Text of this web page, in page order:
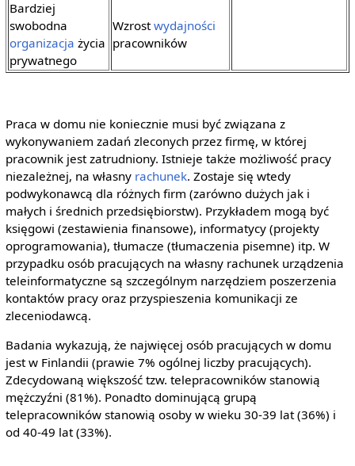
Bardziej
swobodna
organizacja życia
prywatnego
Wzrostwydajności
pracowników
Praca w domu nie koniecznie musi być związana z
wykonywaniem zadań zleconych przez firmę, w której
pracownik jest zatrudniony. Istnieje także możliwość pracy
niezależnej, na własny rachunek. Zostaje się wtedy
podwykonawcą dla różnych firm (zarówno dużych jak i
małych i średnich przedsiębiorstw). Przykładem mogą być
księgowi (zestawienia finansowe), informatycy (projekty
oprogramowania), tłumacze (tłumaczenia pisemne) itp. W
przypadku osób pracujących na własny rachunek urządzenia
teleinformatyczne są szczególnym narzędziem poszerzenia
kontaktów pracy oraz przyspieszenia komunikacji ze
zleceniodawcą.
Badania wykazują, że najwięcej osób pracujących w domu
jest w Finlandii (prawie 7% ogólnej liczby pracujących).
Zdecydowaną większość tzw. telepracowników stanowią
mężczyźni (81%). Ponadto dominującą grupą
telepracowników stanowią osoby w wieku 30-39 lat (36%) i
od 40-49 lat (33%).